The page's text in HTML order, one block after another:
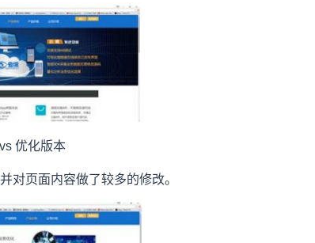
优化版本
对页面内容做了较多的修改。